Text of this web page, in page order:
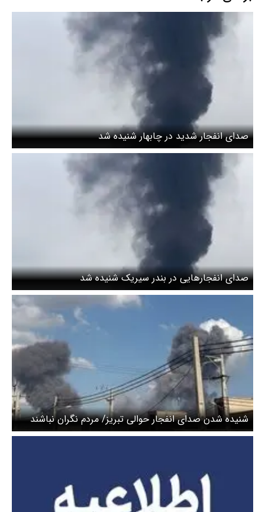
صدای انفجار شدید در چابهار شنیده شد
صدای انفجارهایی در بندر سیریک شنیده شد
شنیده شدن صدای انفجار حوالی تبریز/ مردم نگران نباشند